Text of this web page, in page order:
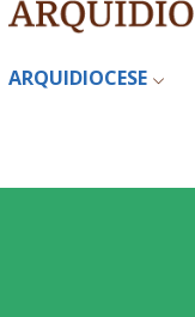
ARQUIDIOCESE